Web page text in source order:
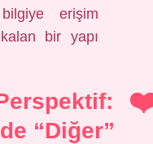
erişim
bir yapı
“Diğer”